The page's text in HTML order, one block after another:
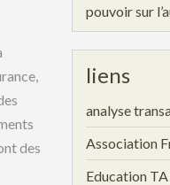
des
pouvoir sur
liens
analyse
Association
Education